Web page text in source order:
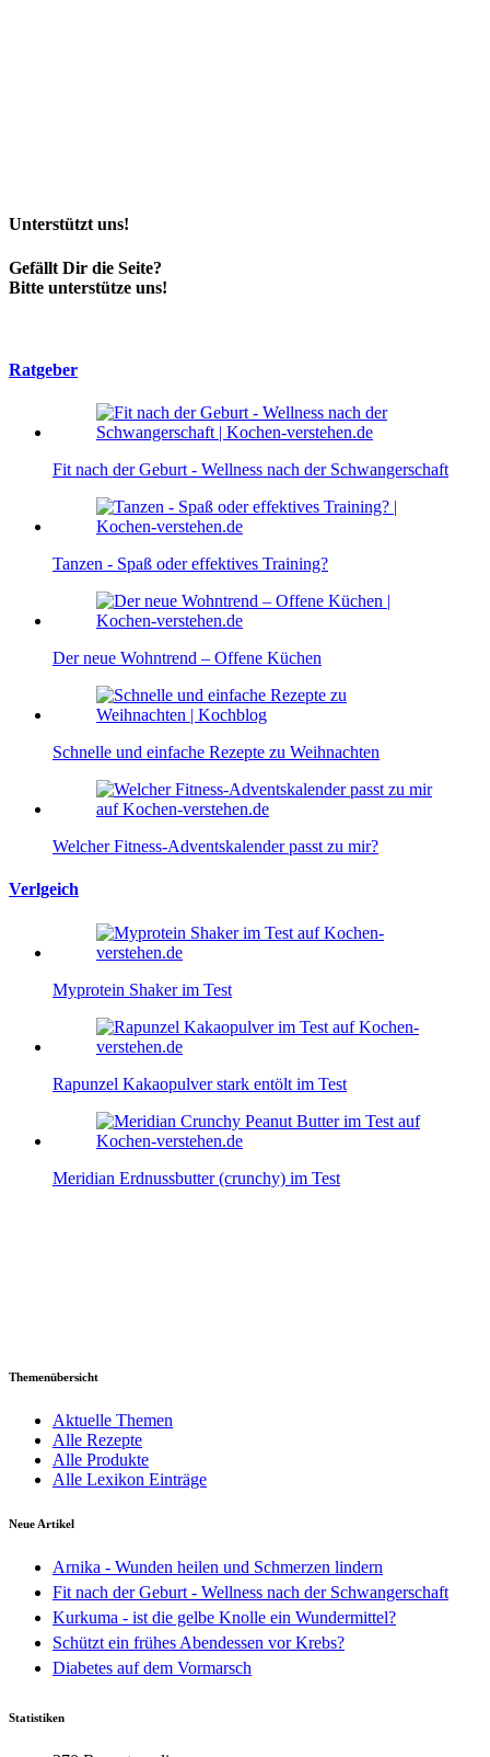
Unterstützt uns!
Gefällt Dir die Seite?
Bitte unterstütze uns!
Ratgeber
Fit nach der Geburt - Wellness nach der Schwangerschaft
Tanzen - Spaß oder effektives Training?
Der neue Wohntrend – Offene Küchen
Schnelle und einfache Rezepte zu Weihnachten
Welcher Fitness-Adventskalender passt zu mir?
Verlgeich
Myprotein Shaker im Test
Rapunzel Kakaopulver stark entölt im Test
Meridian Erdnussbutter (crunchy) im Test
Themenübersicht
Aktuelle Themen
Alle Rezepte
Alle Produkte
Alle Lexikon Einträge
Neue Artikel
Arnika - Wunden heilen und Schmerzen lindern
Fit nach der Geburt - Wellness nach der Schwangerschaft
Kurkuma - ist die gelbe Knolle ein Wundermittel?
Schützt ein frühes Abendessen vor Krebs?
Diabetes auf dem Vormarsch
Statistiken